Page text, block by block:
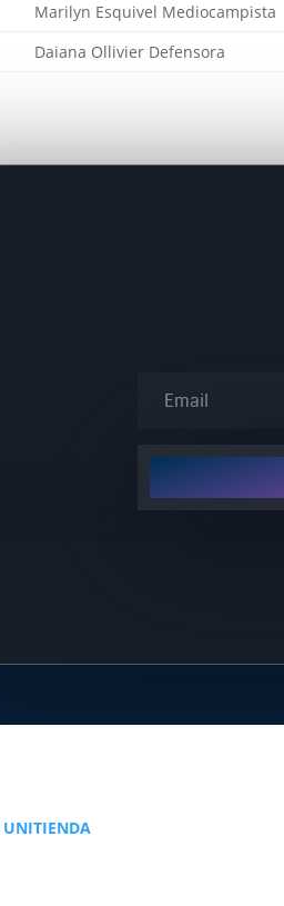
Marilyn Esquivel Mediocampista
Daiana Ollivier Defensora
UNITIENDA